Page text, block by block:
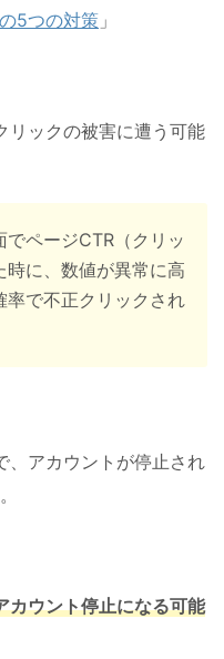
5つの対策 」
リックの被害に遭う可能
ページCTR（クリッ
時に、数値が異常に高
率で不正クリックされ
、アカウントが停止され
カウント停止になる可能